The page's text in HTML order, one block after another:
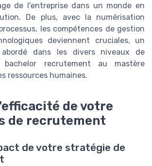
de l'entreprise dans un monde en
De plus, avec la numérisation
les compétences de gestion
deviennent cruciales, un
dans les divers niveaux de
recrutement au mastère
ressources humaines.
de votre
de recrutement
de votre stratégie de